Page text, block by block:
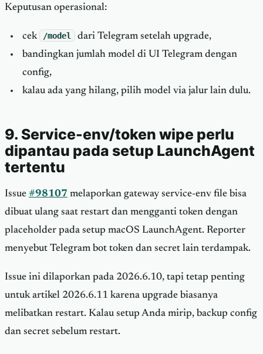
Keputusan operasional:
cek /model
dari Telegram setelah upgrade,
bandingkan jumlah model di UI Telegram dengan
config,
kalau ada yang hilang, pilih model via jalur lain dulu.
9. Service-env/token wipe perlu
dipantau pada setup LaunchAgent
tertentu
Issue #98107 melaporkan gateway service-env file bisa
dibuat ulang saat restart dan mengganti token dengan
placeholder pada setup macOS LaunchAgent. Reporter
menyebut Telegram bot token dan secret lain terdampak.
Issue ini dilaporkan pada 2026.6.10, tapi tetap penting
untuk artikel 2026.6.11 karena upgrade biasanya
melibatkan restart. Kalau setup Anda mirip, backup config
dan secret sebelum restart.